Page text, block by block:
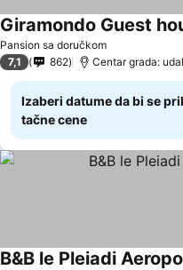
Pansion sa doručkom
Giramondo Guest
7,1 862 Centar grada:
Izaberi datume da bi se
tačne cene
B&B le Pleiadi